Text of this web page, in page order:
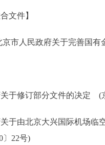
文件】
人民政府关于完善国有
修订部分文件的决定 (
由北京大兴国际机场临空
22号)